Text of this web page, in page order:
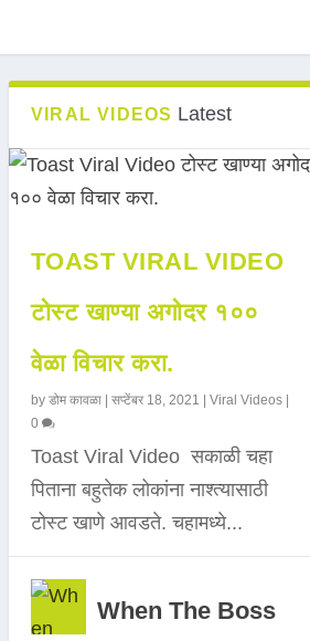
VIRAL VIDEOS Latest
TOAST VIRAL VIDEO
टोस्ट खाण्या अगोदर १००
वेळा विचार करा.
by डोम कावळा| सप्टेंबर 18, 2021 | Viral Videos|
0
Toast Viral Video सकाळी चहा
पिताना बहुतेक लोकांना नाश्त्यासाठी
टोस्ट खाणे आवडते. चहामध्ये...
When The Boss